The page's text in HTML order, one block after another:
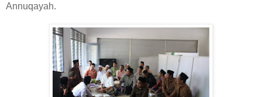
Annuqayah.